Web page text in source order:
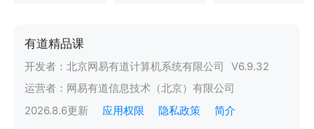
有道精品课
开发者： 北京网易有道计算机系统有限公司 V6.9.32
运营者： 网易有道信息技术（北京）有限公司
2026.8.6更新 应用权限 隐私政策 简介